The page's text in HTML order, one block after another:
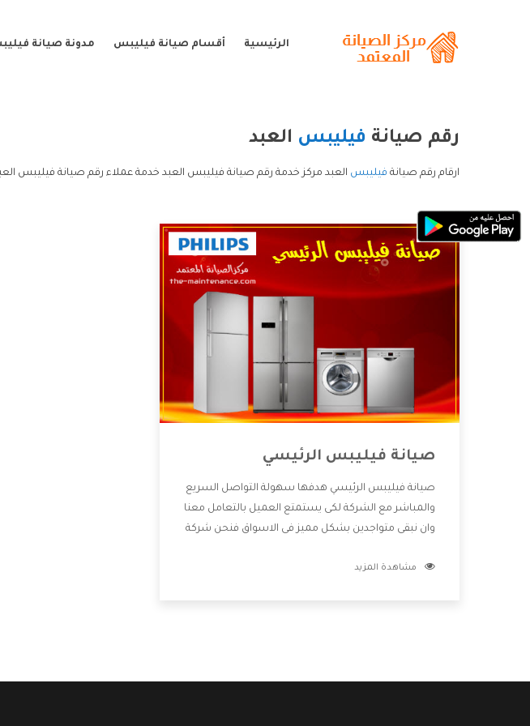
الرئيسية أقسام صيانة فيليبس مدونة صيانة
رقم صيانة فيليبس العبد
ارقام رقم صيانة فيليبس العبد مركز خدمة رقم صيانة فيليبس العبد خدمة عملاء رقم صيانة فيليبس
صيانة فيليبس الرئيسي
صيانة فيليبس الرئيسي هدفها سهولة التواصل السريع
والمباشر مع الشركة لكى يستمتع العميل بالتعامل معنا
وان نبقى متواجدين بشكل مميز فى الاسواق فنحن شركة
بالخدمات التى تنفرد الشركة بها والتى تكون منها خدمة
مشاهدة المزيد